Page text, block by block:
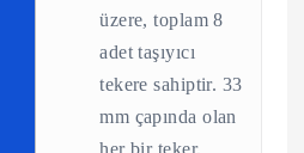
üzere, toplam 8
adet taşıyıcı
tekere sahiptir. 33
mm çapında olan